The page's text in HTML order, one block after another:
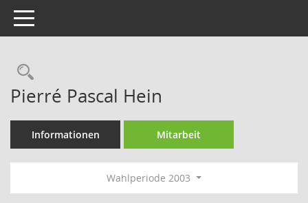
Toggle navigation
Rechercheauswahl
Pierré Pascal Hein
Informationen Mitarbeit
Wahlperiode 2003